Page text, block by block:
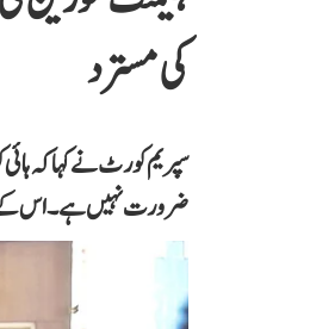
کی مسترد
سپریم کورٹ نے کہا کہ
ضرورت نہیں ہے۔ اس کے